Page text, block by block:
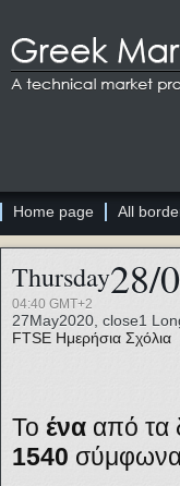
Home page All
Thursday28/
04:40 GMT+2
27May2020, close1
FTSE Ημερήσια Σχόλια
Το ένα από τα
1540 σύμφωνα